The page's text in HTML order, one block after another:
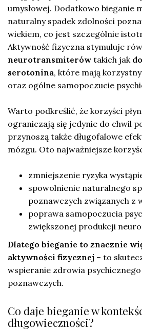
umysłowej. Dodatkowo bieganie
naturalny spadek zdolności
wiekiem, co jest szczególnie
Aktywność fizyczna stymuluje
neurotransmiterów takich jak
serotonina, które mają
oraz ogólne samopoczucie
Warto podkreślić, że korzyści
ograniczają się jedynie do chwil
przynoszą także długofalowe
mózgu. Oto najważniejsze
zmniejszenie ryzyka
spowolnienie naturalnego
poznawczych związanych z
poprawa samopoczucia
zwiększonej produkcji
Dlatego bieganie to znacznie
aktywności fizycznej – to
wspieranie zdrowia
poznawczych.
Co daje bieganie w
długowieczności?